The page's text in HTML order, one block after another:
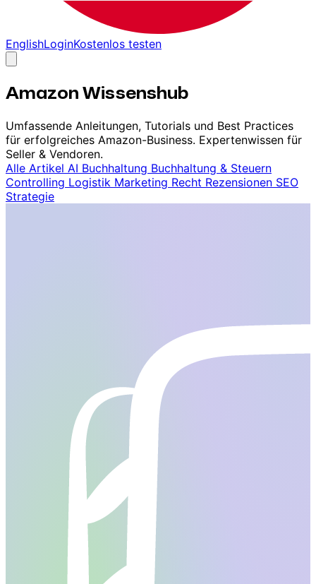
EnglishLoginKostenlos testen
Amazon Wissenshub
Umfassende Anleitungen, Tutorials und Best Practices
für erfolgreiches Amazon-Business. Expertenwissen für
Seller & Vendoren.
Alle Artikel AI Buchhaltung Buchhaltung & Steuern
Controlling Logistik Marketing Recht Rezensionen SEO
Strategie